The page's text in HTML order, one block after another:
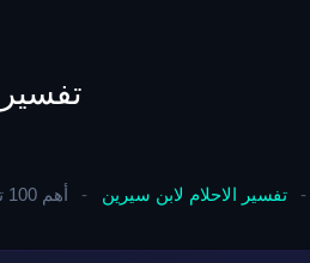
- تفسير الاحلام لابن سيرين - أهم 100 تفسير لابن سيرين لرؤية الميت الحزين في المنام